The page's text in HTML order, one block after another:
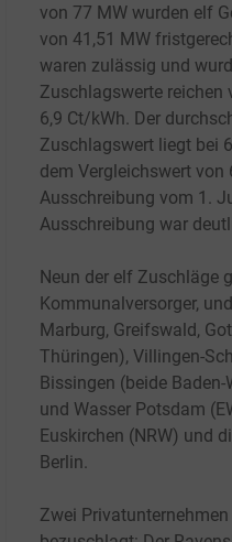
von 77 MW wurden elf
von 41,51 MW
waren zulässig und
Zuschlagswerte reichen
6,9 Ct/kWh. Der
Zuschlagswert liegt bei
dem Vergleichswert von
Ausschreibung vom 1.
Ausschreibung war
Neun der elf Zuschläge
Kommunalversorger,
Marburg, Greifswald,
Thüringen), Villingen-
Bissingen (beide
und Wasser Potsdam
Euskirchen (NRW) und
Berlin.
Zwei